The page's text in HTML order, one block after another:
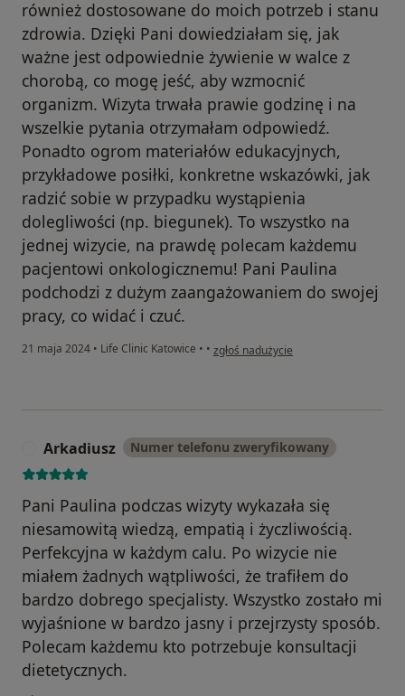
również dostosowane do moich potrzeb i stanu
zdrowia. Dzięki Pani dowiedziałam się, jak
ważne jest odpowiednie żywienie w walce z
chorobą, co mogę jeść, aby wzmocnić
organizm. Wizyta trwała prawie godzinę i na
wszelkie pytania otrzymałam odpowiedź.
Ponadto ogrom materiałów edukacyjnych,
przykładowe posiłki, konkretne wskazówki, jak
radzić sobie w przypadku wystąpienia
dolegliwości (np. biegunek). To wszystko na
jednej wizycie, na prawdę polecam każdemu
pacjentowi onkologicznemu! Pani Paulina
podchodzi z dużym zaangażowaniem do swojej
pracy, co widać i czuć.
21 maja 2024 • Life Clinic Katowice • • w opinii użytkownika A.K
zgłoś nadużycie
Arkadiusz Numer telefonu zweryfikowany
Pani Paulina podczas wizyty wykazała się
niesamowitą wiedzą, empatią i życzliwością.
Perfekcyjna w każdym calu. Po wizycie nie
miałem żadnych wątpliwości, że trafiłem do
bardzo dobrego specjalisty. Wszystko zostało mi
wyjaśnione w bardzo jasny i przejrzysty sposób.
Polecam każdemu kto potrzebuje konsultacji
dietetycznych.